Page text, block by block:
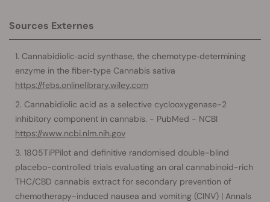
Sources Externes
Cannabidiolic‐acid synthase, the chemotype‐determining
enzyme in the fiber‐type Cannabis sativa
https://febs.onlinelibrary.wiley.com
Cannabidiolic acid as a selective cyclooxygenase-2
inhibitory component in cannabis. - PubMed - NCBI
https://www.ncbi.nlm.nih.gov
1805TiPPilot and definitive randomised double-blind
placebo-controlled trials evaluating an oral cannabinoid-rich
THC/CBD cannabis extract for secondary prevention of
chemotherapy-induced nausea and vomiting (CINV) | Annals